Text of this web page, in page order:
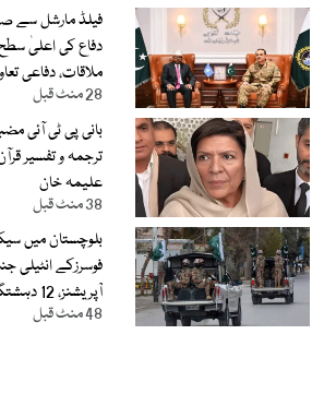
فیلڈ مارشل سے
دفاع کی اعلیٰ
ملاقات، دفاعی
28 منٹ قبل
بانی پی ٹی آئی
ترجمہ و تفسیر
علیمہ خان
38 منٹ قبل
بلوچستان میں
فوسرزکے انٹیلی
آپریشنز،
آئی ایس پی آر
48 منٹ قبل